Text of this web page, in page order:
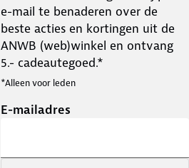
e-mail te benaderen over de
beste acties en kortingen uit de
ANWB (web)winkel en ontvang
5.- cadeautegoed.*
*Alleen voor leden
E-mailadres